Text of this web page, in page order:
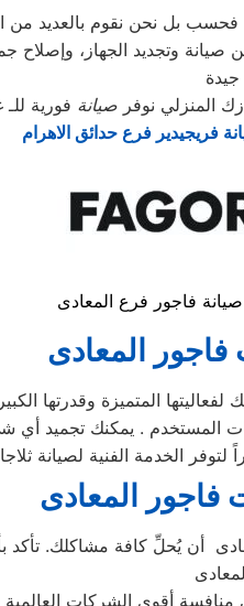
بل نحن نقوم بالعديد من
جيدة
المنزلي نوفر صيانة فورية
فريجيدير فرع حدائق الاهرام
فاجور فرع المعادى
فاجور المعادى
المتميزة وقدرتها
فاجور المعادى
أن يُحلِّ كافة مشاكلك.
أقوى الشركات